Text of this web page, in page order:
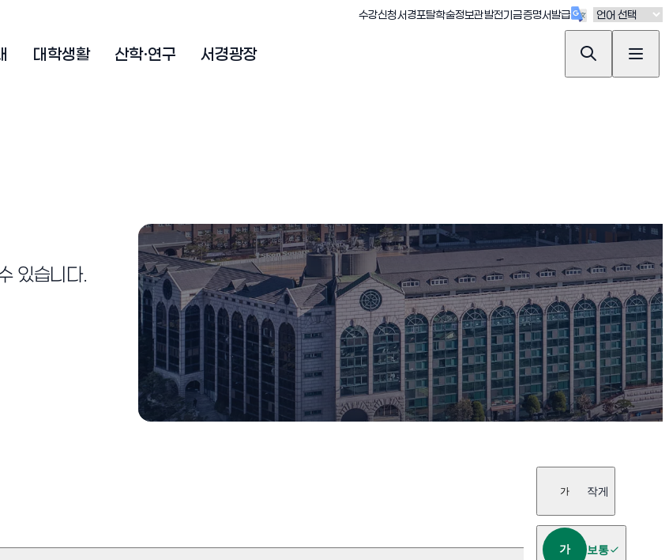
수강신청(새창 열림)
서경포탈(새창 열림)
학술정보관(새창 열림)
발전기금(새창 열림)
증명서발급(새창 열림)
대학생활 산학·연구 서경광장
있습니다.
가 작게
가 보통